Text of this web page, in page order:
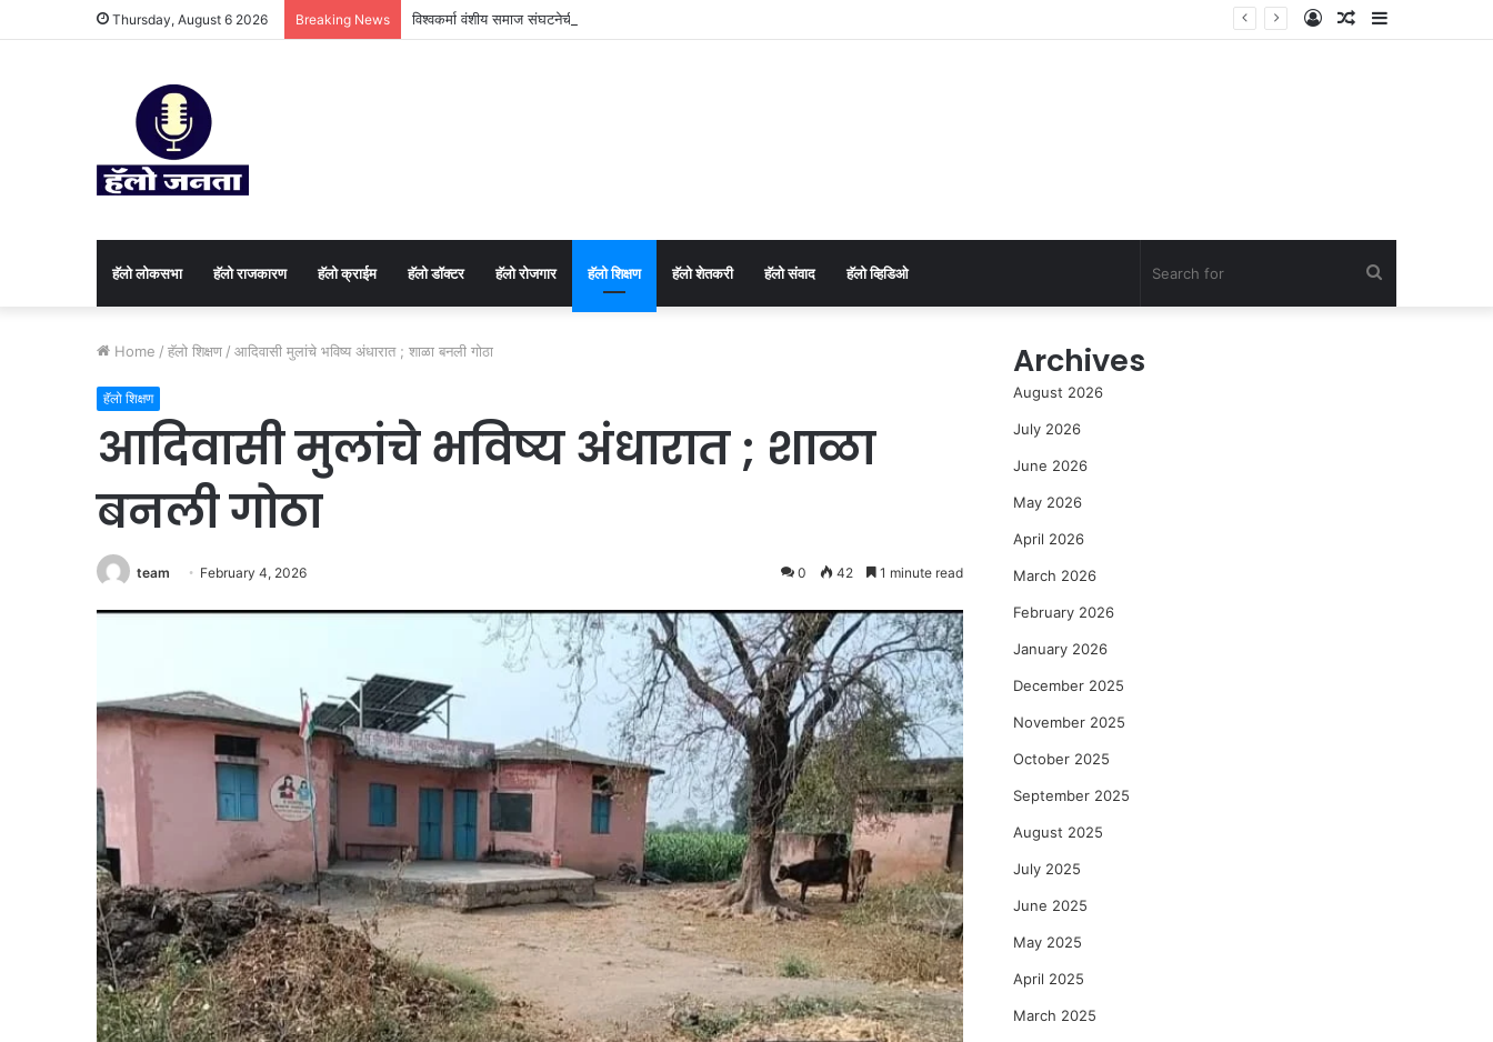
Thursday, August 6 2026 Breaking News विश्वकर्मा वंशीय समाज संघटनेची जळगाव जिल्हा, शहर व युवा कार्यकारिणी जाहीर. Sidebar
Random
Log
हॅलो लोकसभा हॅलो राजकारण ⁠हॅलो क्राईम हॅलो डॉक्टर ⁠हॅलो रोजगार हॅलो शिक्षण ⁠हॅलो शेतकरी ⁠हॅलो संवाद ⁠हॅलो व्हिडिओ
Home / हॅलो शिक्षण / आदिवासी मुलांचे भविष्य अंधारात ; शाळा बनली गोठा
हॅलो शिक्षण
आदिवासी मुलांचे भविष्य अंधारात ; शाळा
बनली गोठा
team February 4, 2026 0 42 1 minute read
Archives
August 2026
July 2026
June 2026
May 2026
April 2026
March 2026
February 2026
January 2026
December 2025
November 2025
October 2025
September 2025
August 2025
July 2025
June 2025
May 2025
April 2025
March 2025